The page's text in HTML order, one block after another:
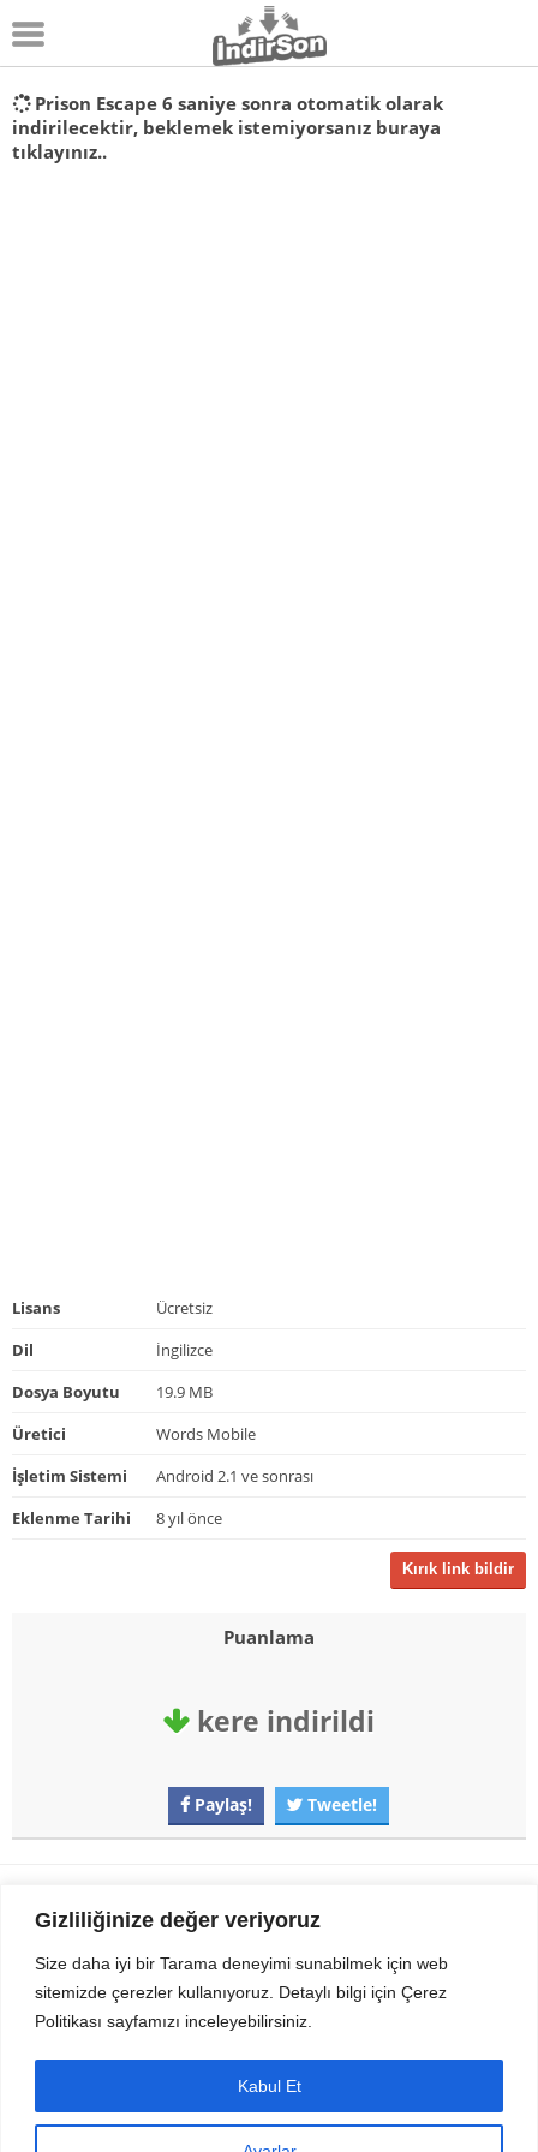
Gizliliğinize değer veriyoruz
Size daha iyi bir Tarama deneyimi sunabilmek için web
sitemizde çerezler kullanıyoruz. Detaylı bilgi için Çerez
Politikası sayfamızı inceleyebilirsiniz.
Kabul Et
Android
Pc Oyunları
Prison Escape 6 saniye sonra otomatik olarak
indirilecektir, beklemek istemiyorsanız buraya
tıklayınız..
Lisans
Ücretsiz
Dil
İngilizce
Dosya Boyutu
19.9 MB
Üretici
Words Mobile
İşletim Sistemi
Android 2.1 ve sonrası
Eklenme Tarihi
8 yıl önce
Kırık link bildir
Puanlama
kere indirildi
Paylaş! Tweetle!
Gezi Seyahat indirvip apk
Sitemizden Son sürüm Program, Android Uygulama, Android Oyun, Apk
Dosyalarını indirip güvenle bilgisayar ve cep telefonlarınızda kullanabilirsiniz.